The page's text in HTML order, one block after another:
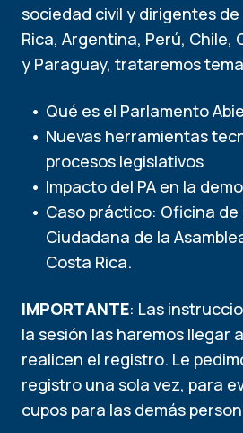
sociedad civil y dirigentes
Rica, Argentina, Perú, Chile,
y Paraguay, trataremos
Qué es el Parlamento
Nuevas herramientas
procesos legislativos
Impacto del PA en la
Caso práctico: Oficina
Ciudadana de la
Costa Rica.
IMPORTANTE: Las
la sesión las haremos llegar
realicen el registro. Le
registro una sola vez, para
cupos para las demás